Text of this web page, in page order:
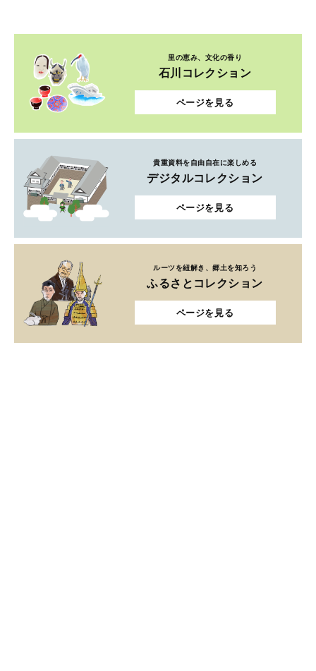
里の恵み、文化の香り
石川コレクション
ページを見る
貴重資料を自由自在に楽しめる
デジタルコレクション
ページを見る
ルーツを紐解き、郷土を知ろう
ふるさとコレクション
ページを見る